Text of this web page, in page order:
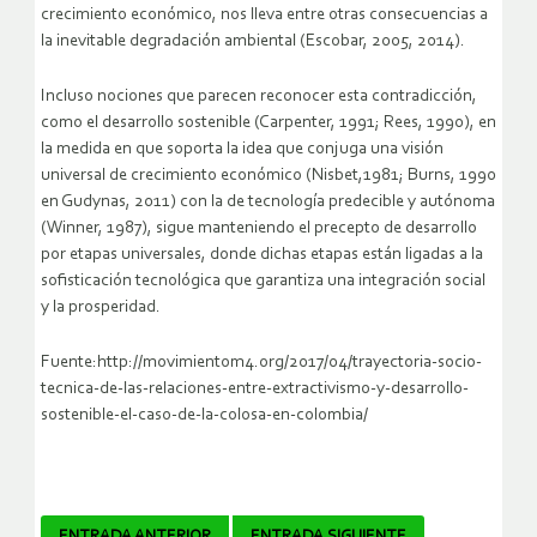
crecimiento económico, nos lleva entre otras consecuencias a
la inevitable degradación ambiental (Escobar, 2005, 2014).
Incluso nociones que parecen reconocer esta contradicción,
como el desarrollo sostenible (Carpenter, 1991; Rees, 1990), en
la medida en que soporta la idea que conjuga una visión
universal de crecimiento económico (Nisbet,1981; Burns, 1990
en Gudynas, 2011) con la de tecnología predecible y autónoma
(Winner, 1987), sigue manteniendo el precepto de desarrollo
por etapas universales, donde dichas etapas están ligadas a la
sofisticación tecnológica que garantiza una integración social
y la prosperidad.
Fuente:http://movimientom4.org/2017/04/trayectoria-socio-
tecnica-de-las-relaciones-entre-extractivismo-y-desarrollo-
sostenible-el-caso-de-la-colosa-en-colombia/